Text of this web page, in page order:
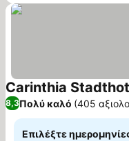
Carinthia
8,3Πολύ καλό (405
Επιλέξτε